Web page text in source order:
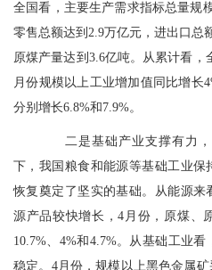
全国看，主要生产需求指标总量规
零售总额达到2.9万亿元，进出口总
原煤产量达到3.6亿吨。从累计看
月份规模以上工业增加值同比增长
分别增长6.8%和7.9%。
二是基础产业支撑有力，
下，我国粮食和能源等基础工业
恢复奠定了坚实的基础。从能源
源产品较快增长，4月份，原煤、
10.7%、4%和4.7%。从基础工业
稳定。4月份，规模以上黑色金属